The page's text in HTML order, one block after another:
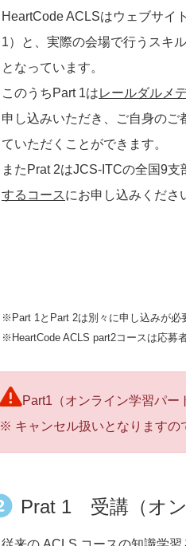
HeartCode ACLSはウェブサイ
1）と、実際の会場で行うスキ
となっています。
このうちPart 1はレールダルメ
申し込みいただき、ご自身のご
ていただくことができます。
またPrat 2はJCS-ITCの全国9支
するコースにお申し込みくださ
※Part 1とPart 2は別々に申し込みが必
※HeartCode ACLS part2コースは応募
Part1（オンライン学習パー
※ キャンセル扱いとなりますの
Prat 1 受講（オン